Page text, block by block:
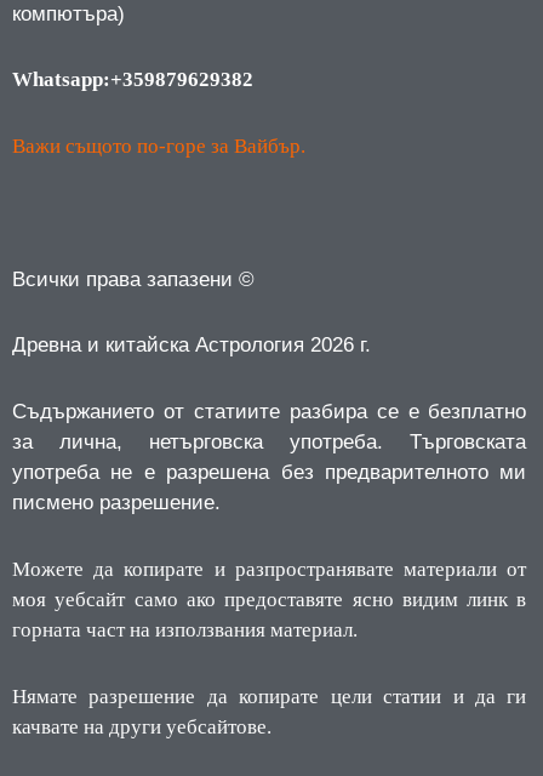
компютъра)
Whatsapp:+359879629382
Важи същото по-горе за Вайбър.
Всички права запазени ©
Древна и китайска Астрология 2026 г.
Съдържанието от статиите разбира се е безплатно
за лична, нетърговска употреба.
Търговската
употреба не е разрешена без предварителното ми
писмено разрешение.
Можете да копирате и разпространявате материали от
моя уебсайт само ако предоставяте ясно видим линк в
горната част на използвания материал.
Нямате разрешение да копирате цели статии и да ги
качвате на други уебсайтове.